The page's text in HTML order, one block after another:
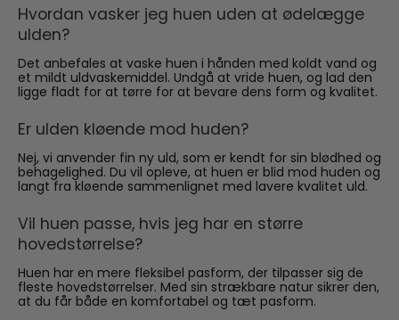
Hvordan vasker jeg huen uden at ødelægge
ulden?
Det anbefales at vaske huen i hånden med koldt vand og
et mildt uldvaskemiddel. Undgå at vride huen, og lad den
ligge fladt for at tørre for at bevare dens form og kvalitet.
Er ulden kløende mod huden?
Nej, vi anvender fin ny uld, som er kendt for sin blødhed og
behagelighed. Du vil opleve, at huen er blid mod huden og
langt fra kløende sammenlignet med lavere kvalitet uld.
Vil huen passe, hvis jeg har en større
hovedstørrelse?
Huen har en mere fleksibel pasform, der tilpasser sig de
fleste hovedstørrelser. Med sin strækbare natur sikrer den,
at du får både en komfortabel og tæt pasform.